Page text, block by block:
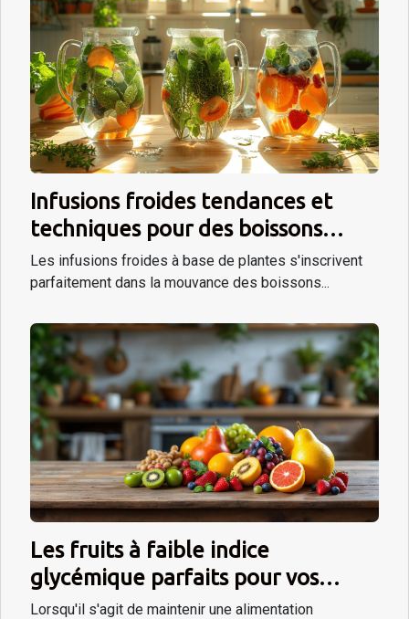
Infusions froides tendances et
techniques pour des boissons
rafraîchissantes à base de plantes
Les infusions froides à base de plantes s'inscrivent
parfaitement dans la mouvance des boissons...
Les fruits à faible indice
glycémique parfaits pour vos
desserts diététiques
Lorsqu'il s'agit de maintenir une alimentation